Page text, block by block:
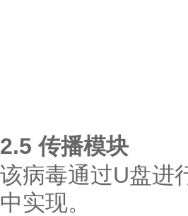
2.5 传播模块
该病毒通过U盘进
中实现。